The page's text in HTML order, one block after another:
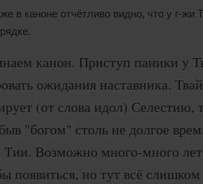
в каноне отчётливо видно, что у г-жи
канон. Приступ паники у
ожидания наставника.
(от слова идол) Селестию,
"богом" столь не долгое
Тии. Возможно много-много
появиться, но тут всё